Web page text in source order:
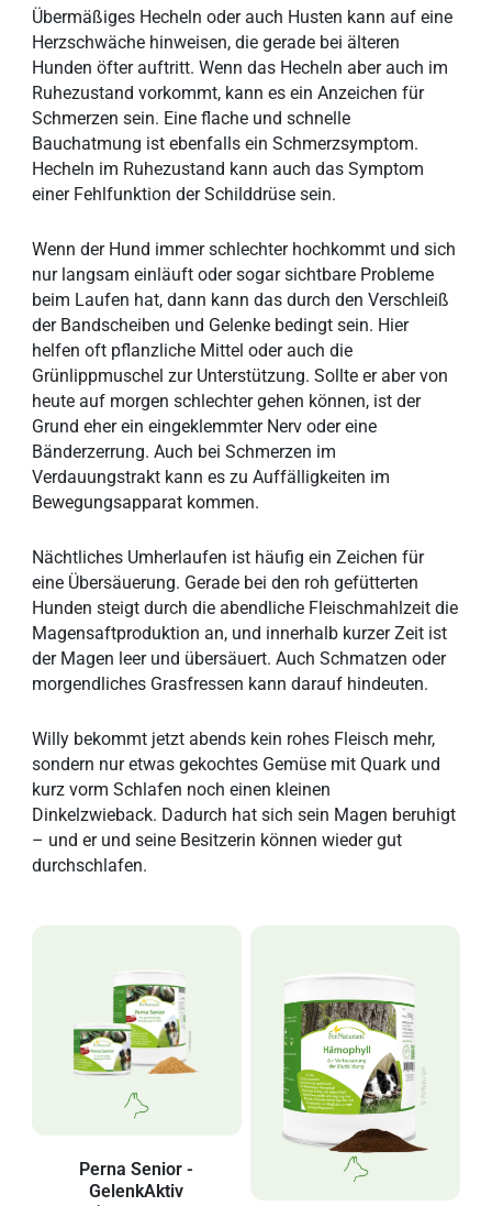
Übermäßiges Hecheln oder auch Husten kann auf eine
Herzschwäche hinweisen, die gerade bei älteren
Hunden öfter auftritt. Wenn das Hecheln aber auch im
Ruhezustand vorkommt, kann es ein Anzeichen für
Schmerzen sein. Eine flache und schnelle
Bauchatmung ist ebenfalls ein Schmerzsymptom.
Hecheln im Ruhezustand kann auch das Symptom
einer Fehlfunktion der Schilddrüse sein.
Wenn der Hund immer schlechter hochkommt und sich
nur langsam einläuft oder sogar sichtbare Probleme
beim Laufen hat, dann kann das durch den Verschleiß
der Bandscheiben und Gelenke bedingt sein. Hier
helfen oft pflanzliche Mittel oder auch die
Grünlippmuschel zur Unterstützung. Sollte er aber von
heute auf morgen schlechter gehen können, ist der
Grund eher ein eingeklemmter Nerv oder eine
Bänderzerrung. Auch bei Schmerzen im
Verdauungstrakt kann es zu Auffälligkeiten im
Bewegungsapparat kommen.
Nächtliches Umherlaufen ist häufig ein Zeichen für
eine Übersäuerung. Gerade bei den roh gefütterten
Hunden steigt durch die abendliche Fleischmahlzeit die
Magensaftproduktion an, und innerhalb kurzer Zeit ist
der Magen leer und übersäuert. Auch Schmatzen oder
morgendliches Grasfressen kann darauf hindeuten.
Willy bekommt jetzt abends kein rohes Fleisch mehr,
sondern nur etwas gekochtes Gemüse mit Quark und
kurz vorm Schlafen noch einen kleinen
Dinkelzwieback. Dadurch hat sich sein Magen beruhigt
– und er und seine Besitzerin können wieder gut
durchschlafen.
Perna Senior -
GelenkAktiv